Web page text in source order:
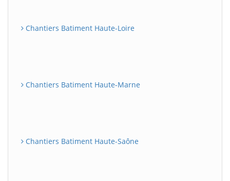
Chantiers Batiment Haute-Loire
Chantiers Batiment Haute-Marne
Chantiers Batiment Haute-Saône